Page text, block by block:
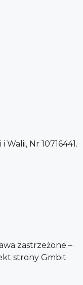
Nr 10716441.
zastrzeżone –
strony Gmbit